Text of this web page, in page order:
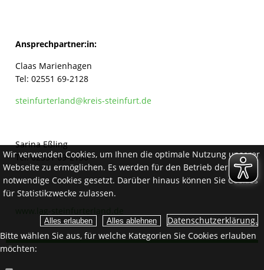
Ansprechpartner:in:
Claas Marienhagen
Tel: 02551 69-2128
steinfurterland@kreis-steinfurt.de
Sarina Eßling
Tel: 02551 69-2130
Wir verwenden Cookies, um Ihnen die optimale Nutzung unserer
Webseite zu ermöglichen. Es werden für den Betrieb der Seite
notwendige Cookies gesetzt. Darüber hinaus können Sie Cookies
für Statistikzwecke zulassen.
Datenschutzerklärung.
Bitte wählen Sie aus, für welche Kategorien Sie Cookies erlauben
möchten: